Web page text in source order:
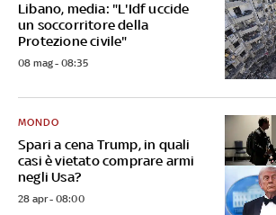
Libano, media: "L'Idf uccide
un soccorritore della
Protezione civile"
08 mag - 08:35
Spari a cena Trump, in quali
casi è vietato comprare armi
negli Usa?
MONDO
28 apr - 08:00